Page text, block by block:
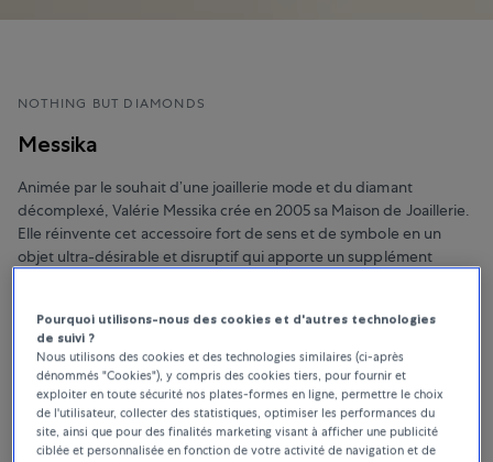
NOTHING BUT DIAMONDS
Messika
Animée par le souhait d’une joaillerie mode et du diamant
décomplexé, Valérie Messika crée en 2005 sa Maison de Joaillerie.
Elle réinvente cet accessoire fort de sens et de symbole en un
objet ultra-désirable et disruptif qui apporte un supplément
BUCHERER FINE JEWELLERY
Pourquoi utilisons-nous des cookies et d'autres technologies
de suivi ?
Nous utilisons des cookies et des technologies similaires (ci-après
dénommés "Cookies"), y compris des cookies tiers, pour fournir et
exploiter en toute sécurité nos plates-formes en ligne, permettre le choix
de l'utilisateur, collecter des statistiques, optimiser les performances du
site, ainsi que pour des finalités marketing visant à afficher une publicité
ciblée et personnalisée en fonction de votre activité de navigation et de